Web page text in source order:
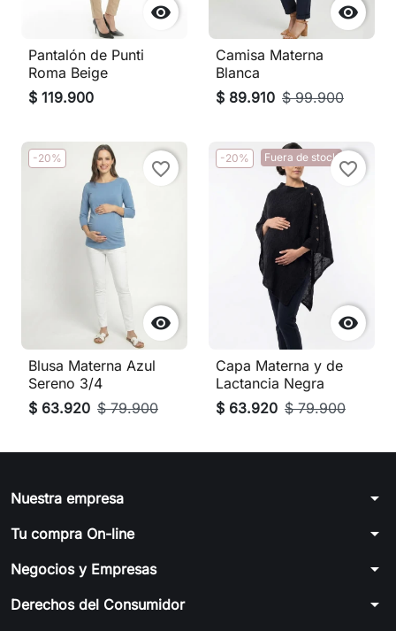

Pantalón de Punti
Roma Beige
$ 119.900

Camisa Materna
Blanca
$ 89.910 $ 99.900
-20%

favorite_border
Blusa Materna Azul
Sereno 3/4
$ 63.920 $ 79.900
-20% Fuera de stock

favorite_border
Capa Materna y de
Lactancia Negra
$ 63.920 $ 79.900
Nuestra empresa arrow_drop_down
Tu compra On-line arrow_drop_down
Negocios y Empresas arrow_drop_down
Derechos del Consumidor
arrow_drop_down